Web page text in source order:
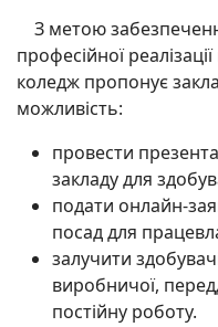
З метою
професійної
коледж пропонує
можливість:
провести
закладу для
подати онлайн-
посад для
залучити
виробничої,
постійну роботу.